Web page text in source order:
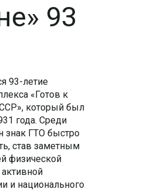
93
93-летие
«Готов к
который был
года. Среди
знак ГТО быстро
став заметным
физической
и национального